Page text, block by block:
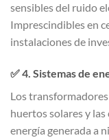
sensibles del ruido
Imprescindibles en
instalaciones de
✅4. Sistemas de
Los
huertos solares y
energía generada a